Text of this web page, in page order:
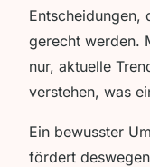
Entscheidungen,
gerecht werden.
nur, aktuelle
verstehen, was
Ein bewusster
fördert